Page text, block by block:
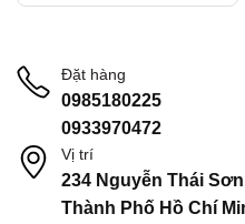
Đặt hàng
0985180225
0933970472
Vị trí
234 Nguyễn Thái
Thành Phố Hồ Chí